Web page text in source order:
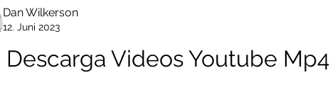
Dan Wilkerson
12. Juni 2023
Descarga Videos Youtube Mp4